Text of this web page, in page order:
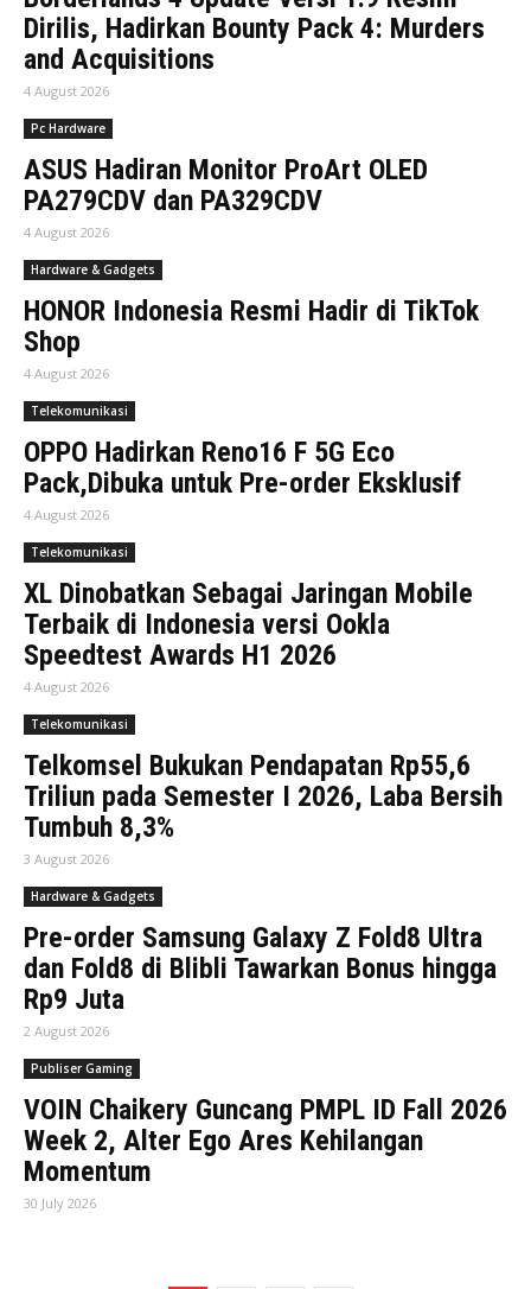
Dirilis, Hadirkan Bounty Pack 4: Murders
and Acquisitions
4 August 2026
Pc Hardware
ASUS Hadiran Monitor ProArt OLED
PA279CDV dan PA329CDV
4 August 2026
Hardware & Gadgets
HONOR Indonesia Resmi Hadir di TikTok
Shop
4 August 2026
Telekomunikasi
OPPO Hadirkan Reno16 F 5G Eco
Pack,Dibuka untuk Pre-order Eksklusif
4 August 2026
Telekomunikasi
XL Dinobatkan Sebagai Jaringan Mobile
Terbaik di Indonesia versi Ookla
Speedtest Awards H1 2026
4 August 2026
Telekomunikasi
Telkomsel Bukukan Pendapatan Rp55,6
Triliun pada Semester I 2026, Laba Bersih
Tumbuh 8,3%
3 August 2026
Hardware & Gadgets
Pre-order Samsung Galaxy Z Fold8 Ultra
dan Fold8 di Blibli Tawarkan Bonus hingga
Rp9 Juta
2 August 2026
Publiser Gaming
VOIN Chaikery Guncang PMPL ID Fall 2026
Week 2, Alter Ego Ares Kehilangan
Momentum
30 July 2026